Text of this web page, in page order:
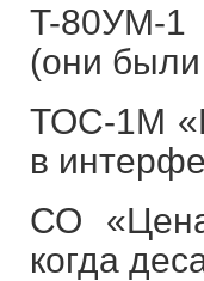
T-80УМ-1
(они
ТОС-1М
в
СО
когда